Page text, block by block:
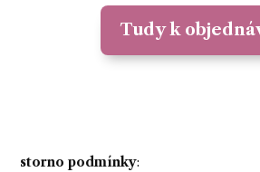
Tudy k
storno podmínky: